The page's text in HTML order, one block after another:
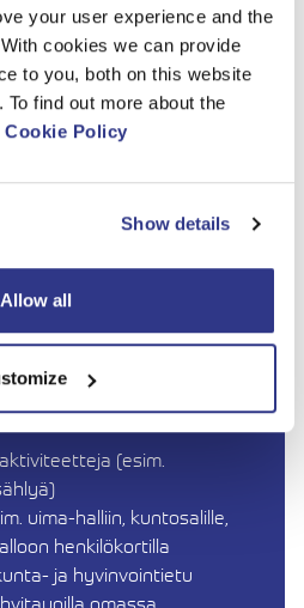
your user experience and the
cookies we can provide
to you, both on this website
find out more about the
Cookie Policy
Show details
Allow all
(esim.
uima-halliin, kuntosalille,
henkilökortilla
ja hyvinvointietu